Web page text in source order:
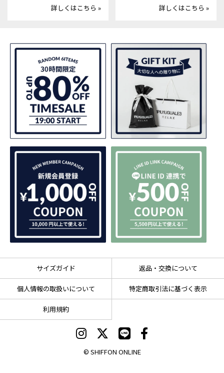
詳しくはこちら »
詳しくはこちら »
サイズガイド 返品・交換について
個人情報の取扱いについて 特定商取引法に基づく表示
利用規約
© SHIFFON ONLINE